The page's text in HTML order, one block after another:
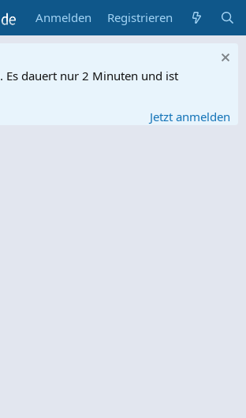
Anmelden Registrieren
. Es dauert nur 2 Minuten und ist
Jetzt anmelden